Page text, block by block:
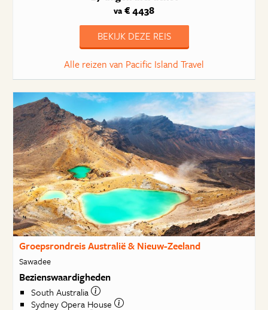
va € 4438
BEKIJK DEZE REIS
Alle reizen van Pacific Island Travel
Groepsrondreis Australië & Nieuw-Zeeland
Sawadee
Bezienswaardigheden
South Australia
Sydney Opera House